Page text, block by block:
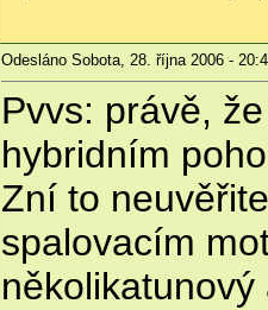
Odesláno Sobota, 28. října 2006 -
Pvvs: právě,
hybridním
Zní to
spalovacím
několikatunový